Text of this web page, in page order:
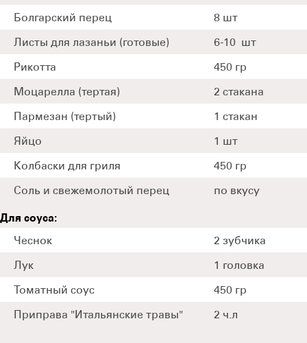
Болгарский перец 8 шт
Листы для лазаньи (готовые) 6-10 шт
Рикотта 450 гр
Моцарелла (тертая) 2 стакана
Пармезан (тертый) 1 стакан
Яйцо 1 шт
Колбаски для гриля 450 гр
Соль и свежемолотый перец по вкусу
Для соуса:
Чеснок 2 зубчика
Лук 1 головка
Томатный соус 450 гр
Приправа "Итальянские травы" 2 ч.л